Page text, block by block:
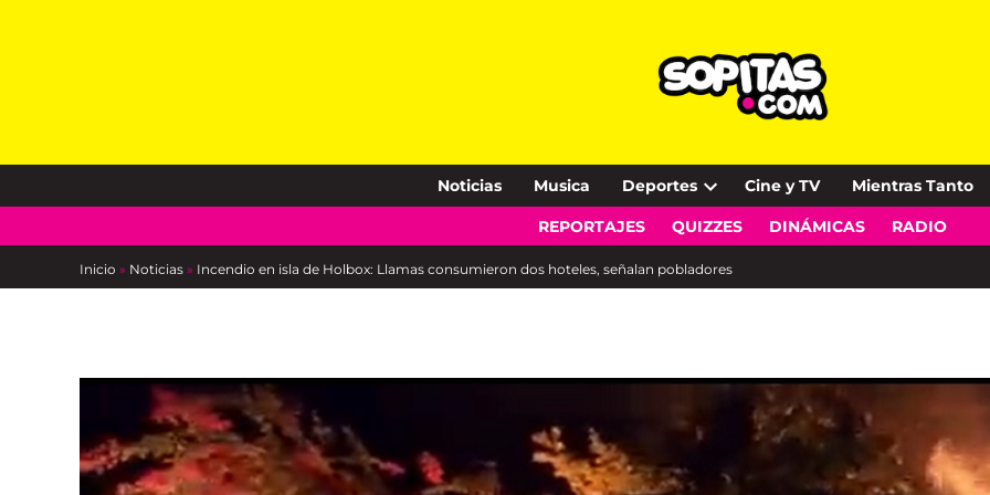
Noticias Musica Deportes
Open
dropdown
Cine y TV Mientras Tanto
REPORTAJES QUIZZES DINÁMICAS RADIO
Inicio » Noticias » Incendio en isla de Holbox: Llamas consumieron dos hoteles, señalan pobladores